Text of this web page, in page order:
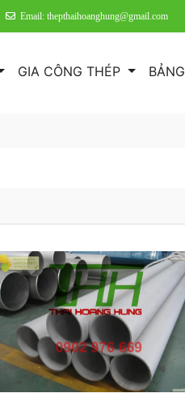
Email: thepthaihoanghung@gmail.com
GIA CÔNG THÉP